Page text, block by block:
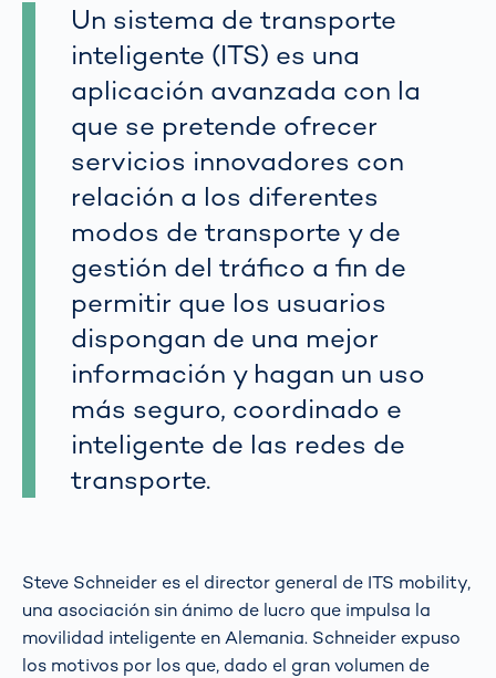
Un sistema de transporte
inteligente (ITS) es una
aplicación avanzada con la
que se pretende ofrecer
servicios innovadores con
relación a los diferentes
modos de transporte y de
gestión del tráfico a fin de
permitir que los usuarios
dispongan de una mejor
información y hagan un uso
más seguro, coordinado e
inteligente de las redes de
transporte.
Steve Schneider es el director general de ITS mobility,
una asociación sin ánimo de lucro que impulsa la
movilidad inteligente en Alemania. Schneider expuso
los motivos por los que, dado el gran volumen de